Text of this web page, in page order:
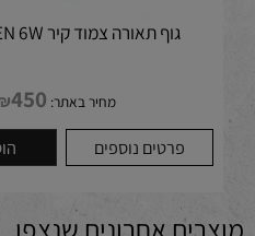
מחיר באתר:450
פרטים נוספים